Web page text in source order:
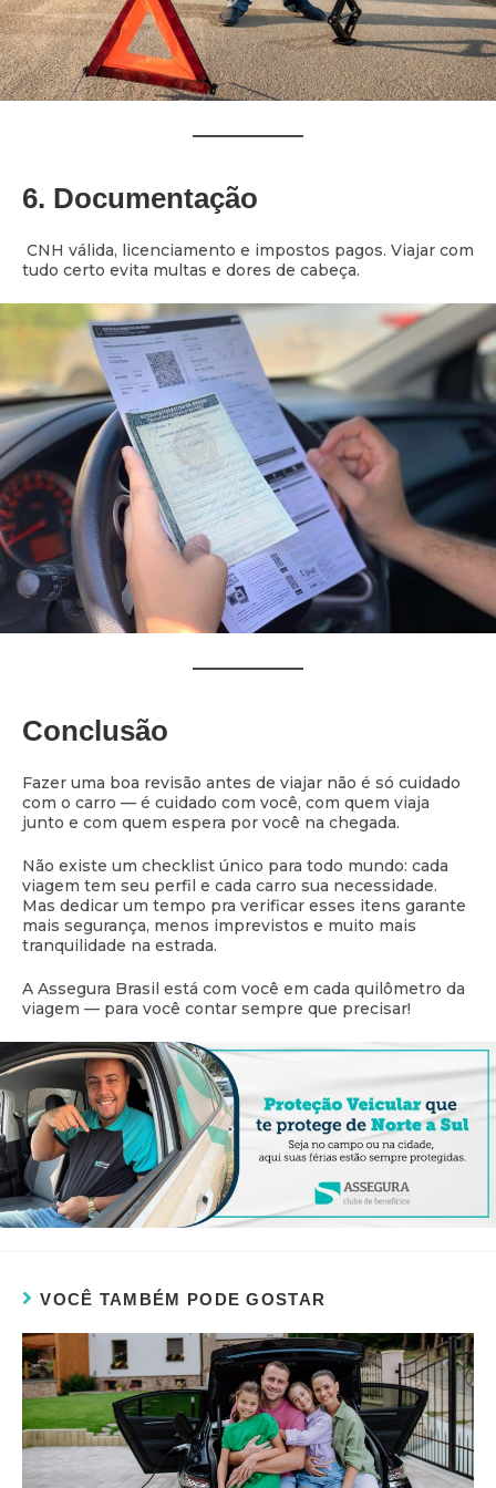
6. Documentação
CNH válida, licenciamento e impostos pagos. Viajar com
tudo certo evita multas e dores de cabeça.
Conclusão
Fazer uma boa revisão antes de viajar não é só cuidado
com o carro — é cuidado com você, com quem viaja
junto e com quem espera por você na chegada.
Não existe um checklist único para todo mundo: cada
viagem tem seu perfil e cada carro sua necessidade.
Mas dedicar um tempo pra verificar esses itens garante
mais segurança, menos imprevistos e muito mais
tranquilidade na estrada.
A Assegura Brasil está com você em cada quilômetro da
viagem — para você contar sempre que precisar!
VOCÊ TAMBÉM PODE GOSTAR